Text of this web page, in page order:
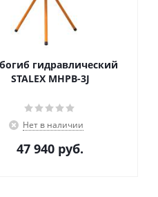
гидравлический
STALEX MHPB-3J
Нет в наличии
47 940 руб.